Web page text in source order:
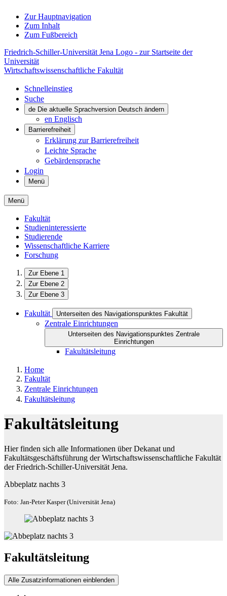
Zur Hauptnavigation
Zum Inhalt
Zum Fußbereich
Friedrich-Schiller-Universität Jena Logo - zur Startseite der
Universität
Wirtschaftswissenschaftliche Fakultät
Schnelleinstieg
Suche
de Die aktuelle Sprachversion Deutsch ändern
en Englisch
Barrierefreiheit
Erklärung zur Barrierefreiheit
Leichte Sprache
Gebärdensprache
Login
Menü
Menü
Fakultät
Studieninteressierte
Studierende
Wissenschaftliche Karriere
Forschung
Zur Ebene 1
Zur Ebene 2
Zur Ebene 3
Fakultät Unterseiten des Navigationspunktes Fakultät
Zentrale Einrichtungen
Unterseiten des Navigationspunktes Zentrale
Einrichtungen
Fakultätsleitung
Home
Fakultät
Zentrale Einrichtungen
Fakultätsleitung
Fakultätsleitung
Hier finden sich alle Informationen über Dekanat und
Fakultätsgeschäftsführung der Wirtschaftswissenschaftliche Fakultät
der Friedrich-Schiller-Universität Jena.
Abbeplatz nachts 3
Foto: Jan-Peter Kasper (Universität Jena)
Fakultätsleitung
Alle Zusatzinformationen einblenden